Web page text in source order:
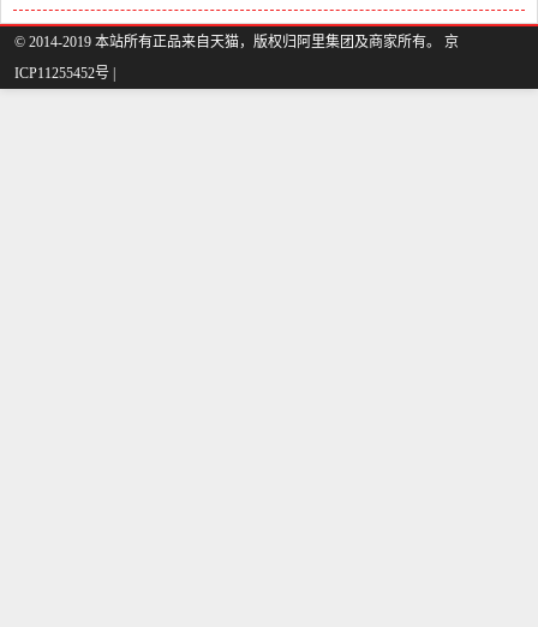
© 2014-2019 本站所有正品来自天猫，版权归阿里集团及商家所有。 京
ICP11255452号 |